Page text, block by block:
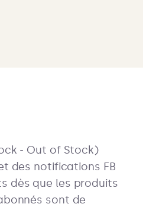
- Out of Stock)
des notifications FB
dès que les produits
sont de